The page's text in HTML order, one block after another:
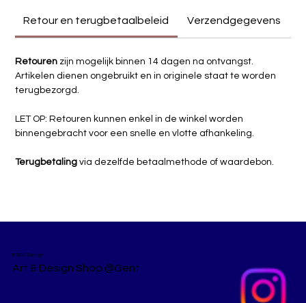
gecombineerd met 3D-geprinte onderdelen en een
opvallend snoer. Het contrast tussen de ruwe steen en de
elkaar kunnen versterken. Het resultaat is een lamp die
speels tegenstellingen verbindt: zwaar en licht, robuust en
fragiel.
Verschillende kleuren  in de winkel!
Retour en terugbetaalbeleid Verzendgegevens
Retouren zijn mogelijk binnen 14 dagen na ontvangst.
Artikelen dienen ongebruikt en in originele staat te worden
terugbezorgd.
LET OP: Retouren kunnen enkel in de winkel worden
binnengebracht voor een snelle en vlotte afhankeling.
Terugbetaling via dezelfde betaalmethode of waardebon.
KRAK Design
Art & Design Shop @Gent